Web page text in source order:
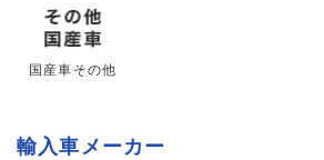
国産車その他
輸入車メーカー